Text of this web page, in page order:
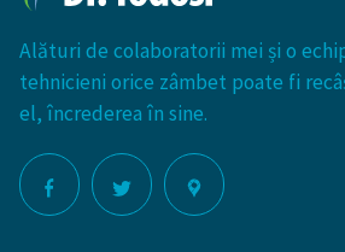
Alături de colaboratorii mei și o
tehnicieni orice zâmbet poate fi
el, încrederea în sine.